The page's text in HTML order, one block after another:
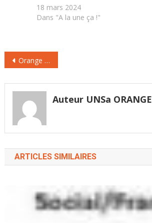
18 mars 2024
Dans "A la une ça !"
Navigation
de
l’article
Orange déplore l’attribution trop précoce des fréquences 700 MHz
Auteur UNSa ORANGE
ARTICLES SIMILAIRES